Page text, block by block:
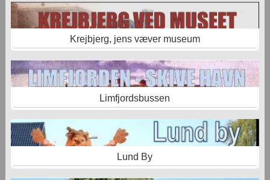
Krejbjerg, jens væver museum
Limfjordsbussen
Lund By